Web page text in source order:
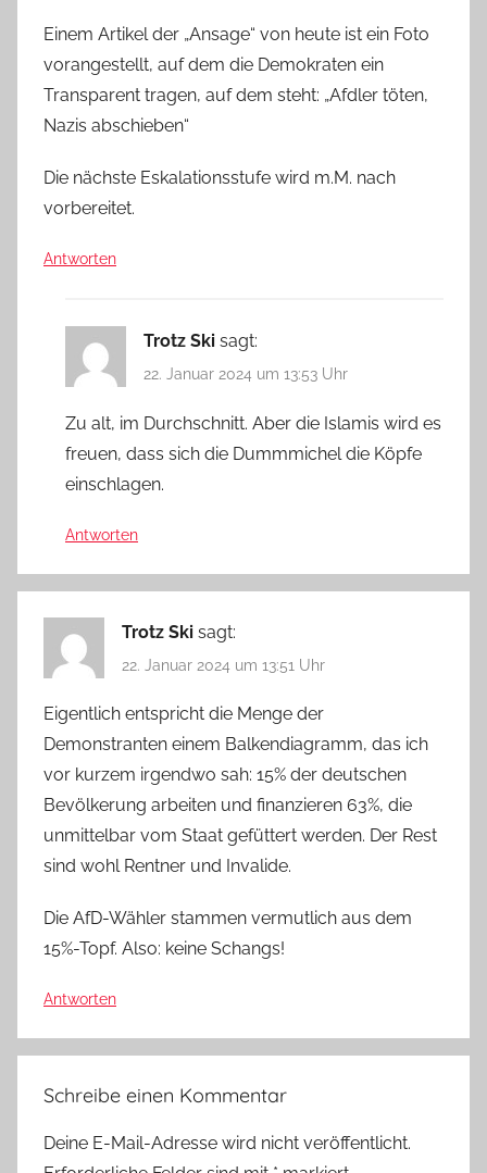
Einem Artikel der „Ansage“ von heute ist ein Foto
vorangestellt, auf dem die Demokraten ein
Transparent tragen, auf dem steht: „Afdler töten,
Nazis abschieben“
Die nächste Eskalationsstufe wird m.M. nach
vorbereitet.
Antworten
Trotz Ski sagt:
22. Januar 2024 um 13:53 Uhr
Zu alt, im Durchschnitt. Aber die Islamis wird es
freuen, dass sich die Dummmichel die Köpfe
einschlagen.
Antworten
Trotz Ski sagt:
22. Januar 2024 um 13:51 Uhr
Eigentlich entspricht die Menge der
Demonstranten einem Balkendiagramm, das ich
vor kurzem irgendwo sah: 15% der deutschen
Bevölkerung arbeiten und finanzieren 63%, die
unmittelbar vom Staat gefüttert werden. Der Rest
sind wohl Rentner und Invalide.
Die AfD-Wähler stammen vermutlich aus dem
15%-Topf. Also: keine Schangs!
Antworten
Schreibe einen Kommentar
Deine E-Mail-Adresse wird nicht veröffentlicht.